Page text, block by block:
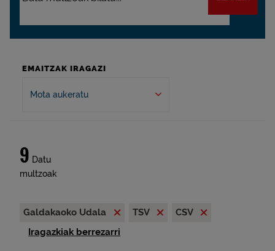
EMAITZAK IRAGAZI
Mota aukeratu
9 Datu
multzoak
Galdakaoko Udala TSV
CSV
Iragazkiak berrezarri